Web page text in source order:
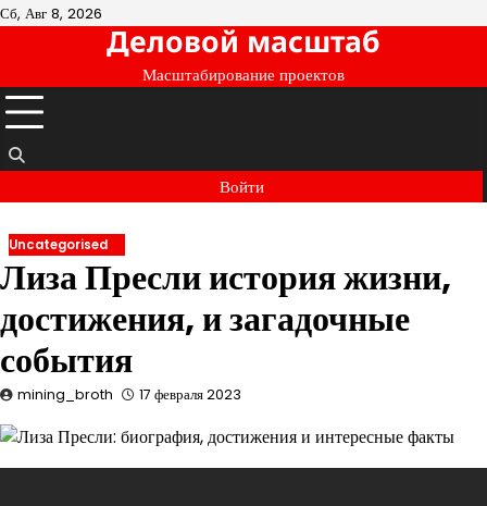
Перейти
Сб, Авг 8, 2026
Деловой масштаб
Масштабирование проектов
Войти
Uncategorised
Лиза Пресли история жизни,
достижения, и загадочные
события
mining_broth 17 февраля 2023